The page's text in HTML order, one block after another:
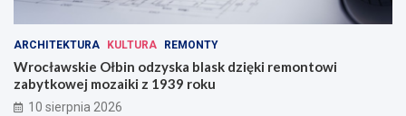
ARCHITEKTURA KULTURA REMONTY
Wrocławskie Ołbin odzyska blask dzięki remontowi
zabytkowej mozaiki z 1939 roku
10 sierpnia 2026